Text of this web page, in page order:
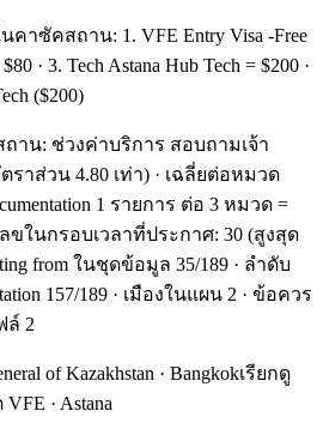
าซัคสถาน: 1. VFE Entry Visa -Free
· 3. Tech Astana Hub Tech = $200 ·
($200)
าน: ช่วงค่าบริการ สอบถามเจ้า
ราส่วน 4.80 เท่า) · เฉลี่ยต่อหมวด
1 รายการ ต่อ 3 หมวด =
ขในกรอบเวลาที่ประกาศ: 30 (สูงสุด
from ในชุดข้อมูล 35/189 · ลำดับ
157/189 · เมืองในแผน 2 · ข้อควร
ล์ 2
of Kazakhstan · Bangkokเรียกดู
· Astana